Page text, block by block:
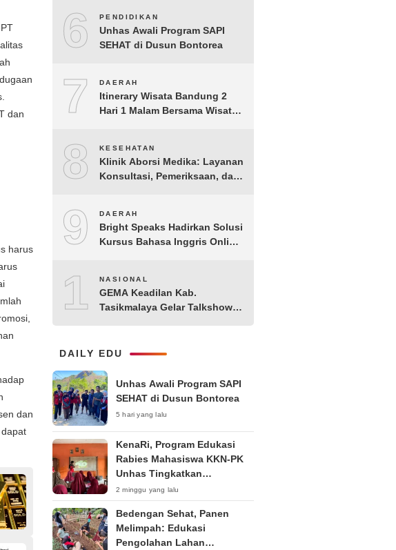
dan
harus
dan
6 PENDIDIKAN
Unhas Awali Program SAPI
SEHAT di Dusun Bontorea
7 DAERAH
Itinerary Wisata Bandung 2
Hari 1 Malam Bersama Wisata
8 KESEHATAN
Klinik Aborsi Medika: Layanan
Konsultasi, Pemeriksaan, dan
9 DAERAH
Bright Speaks Hadirkan Solusi
Kursus Bahasa Inggris Online
Bicara
10NASIONAL
GEMA Keadilan Kab.
Tasikmalaya Gelar Talkshow
Negara di Era Post-Truth”
DAILY EDU
Unhas Awali Program SAPI
SEHAT di Dusun Bontorea
5 hari yang lalu
KenaRi, Program Edukasi
Rabies Mahasiswa KKN-PK
Unhas Tingkatkan
Kesadaran Siswa SD Negeri 4
Maccorawalie
2 minggu yang lalu
Bedengan Sehat, Panen
Melimpah: Edukasi
Pengolahan Lahan